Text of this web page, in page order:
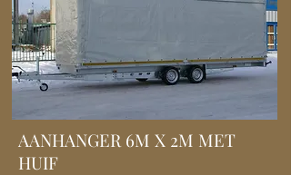
AANHANGER 6M X 2M MET
HUIF